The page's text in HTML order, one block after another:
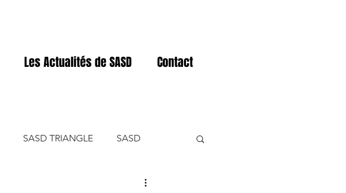
Les Actualités de SASD Contact
SASD TRIANGLE SASD